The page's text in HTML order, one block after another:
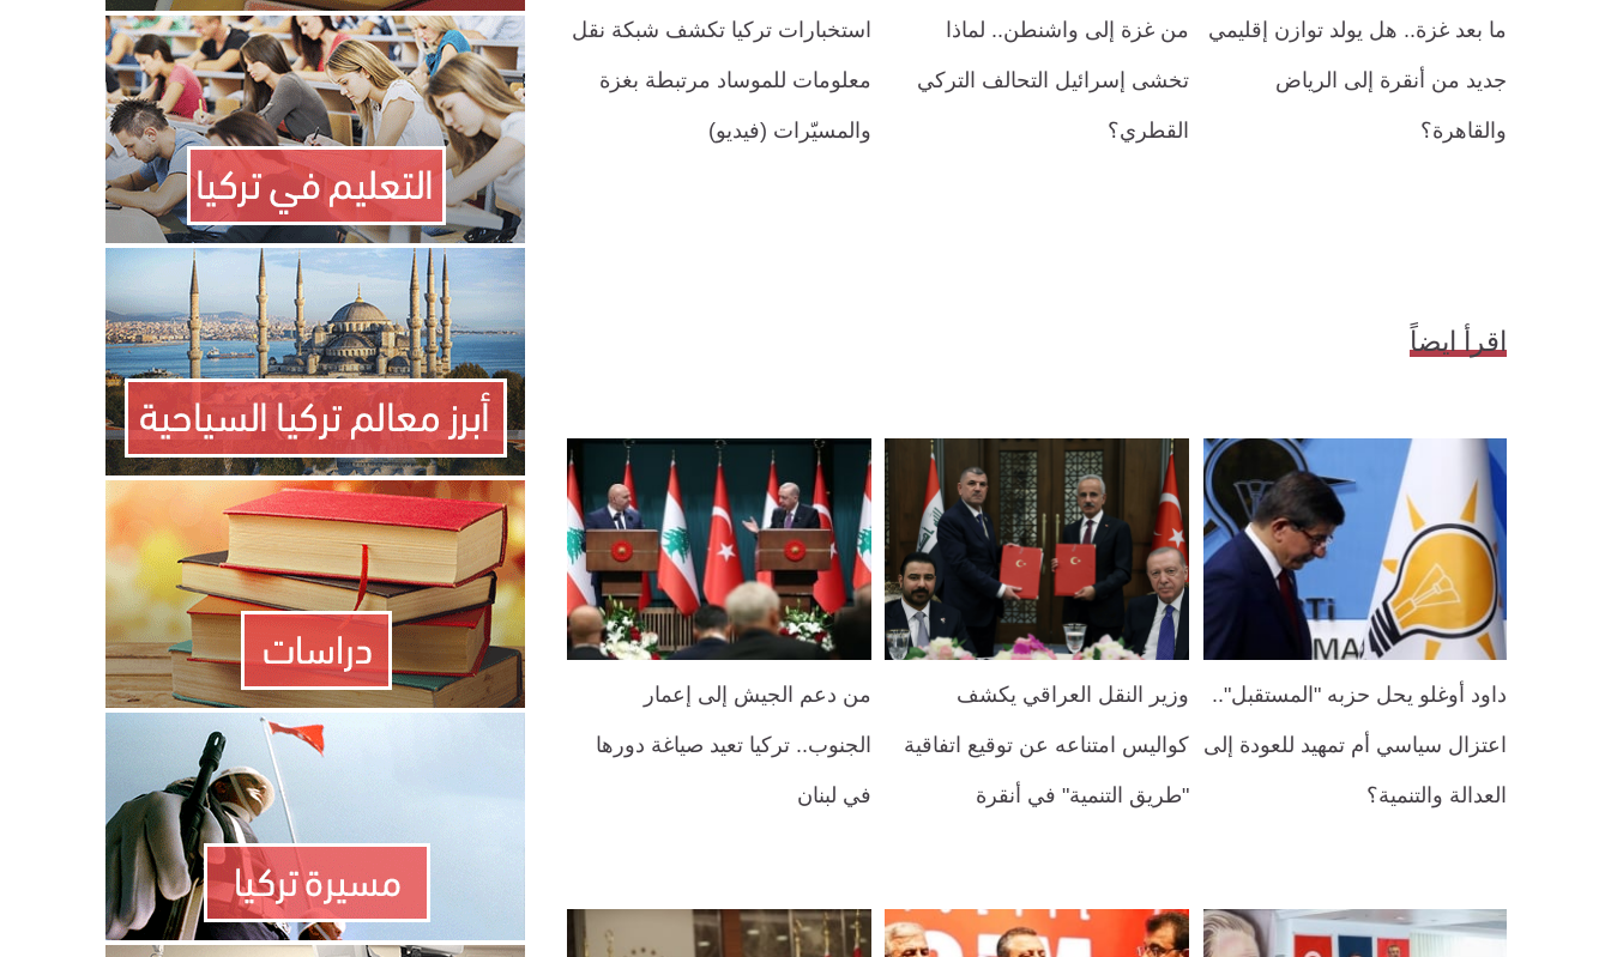
ما بعد غزة.. هل يولد توازن إقليمي
جديد من أنقرة إلى الرياض
والقاهرة؟
من غزة إلى واشنطن.. لماذا
تخشى إسرائيل التحالف التركي
القطري؟
استخبارات تركيا تكشف شبكة نقل
معلومات للموساد مرتبطة بغزة
والمسيّرات (فيديو)
اقرأ ايضاً
داود أوغلو يحل حزبه "المستقبل"..
اعتزال سياسي أم تمهيد للعودة إلى
العدالة والتنمية؟
وزير النقل العراقي يكشف
كواليس امتناعه عن توقيع اتفاقية
"طريق التنمية" في أنقرة
من دعم الجيش إلى إعمار
الجنوب.. تركيا تعيد صياغة دورها
في لبنان